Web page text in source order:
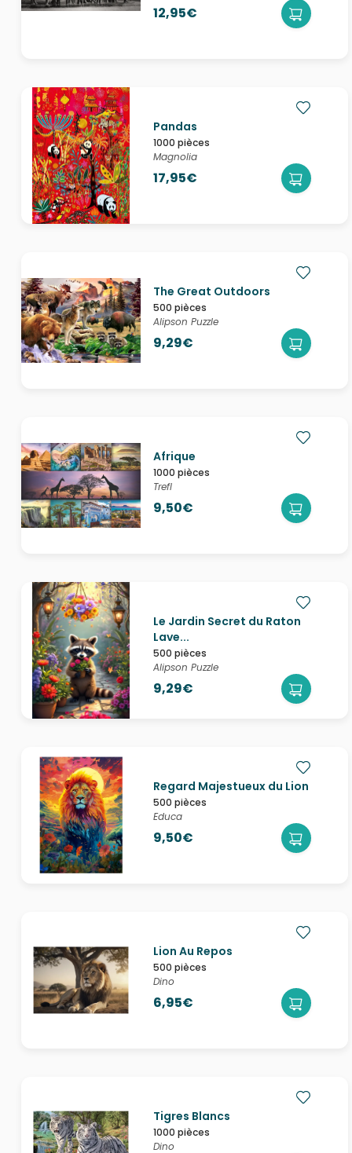
12,95€
Pandas
1000 pièces
Magnolia
17,95€
The Great Outdoors
500 pièces
Alipson Puzzle
9,29€
Afrique
1000 pièces
Trefl
9,50€
Le Jardin Secret du Raton
Lave...
500 pièces
Alipson Puzzle
9,29€
Regard Majestueux du Lion
500 pièces
Educa
9,50€
Lion Au Repos
500 pièces
Dino
6,95€
Tigres Blancs
1000 pièces
Dino